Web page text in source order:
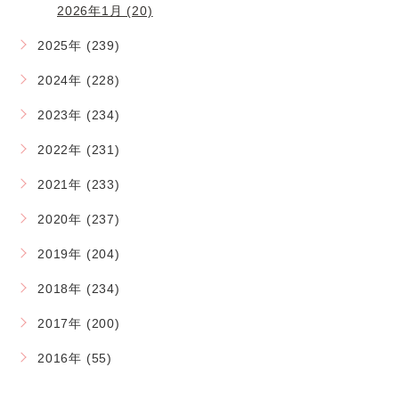
2026年1月 (20)
2025年 (239)
2024年 (228)
2023年 (234)
2022年 (231)
2021年 (233)
2020年 (237)
2019年 (204)
2018年 (234)
2017年 (200)
2016年 (55)